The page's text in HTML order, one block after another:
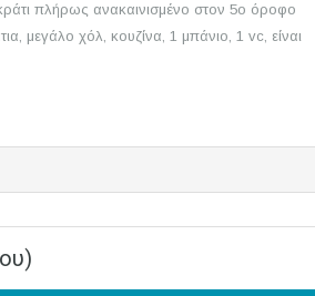
πλήρως ανακαινισμένο στον 5ο όροφο
μεγάλο χόλ, κουζίνα, 1 μπάνιο, 1 vc, είναι